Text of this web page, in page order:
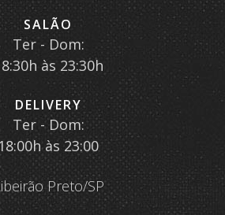
SALÃO
Ter - Dom:
às 23:30h
DELIVERY
Ter - Dom:
18:00h às 23:00
Preto/SP